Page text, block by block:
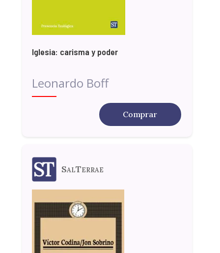
Iglesia: carisma y poder
Leonardo Boff
Comprar
SalTerrae